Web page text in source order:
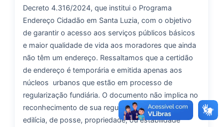
Decreto 4.316/2024, que institui o Programa
Endereço Cidadão em Santa Luzia, com o objetivo
de garantir o acesso aos serviços públicos básicos
e maior qualidade de vida aos moradores que ainda
não têm um endereço. Ressaltamos que a certidão
de endereço é temporária e emitida apenas aos
núcleos urbanos que estão em processo de
regularização fundiária. O documento não implica no
reconhecimento de sua regularidade urbanística,
edilícia, de posse, propriedade, ou estabilidade